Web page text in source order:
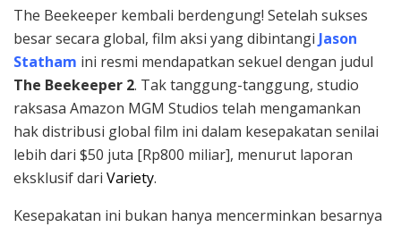
The Beekeeper kembali berdengung! Setelah sukses
besar secara global, film aksi yang dibintangi Jason
Statham ini resmi mendapatkan sekuel dengan judul
The Beekeeper 2. Tak tanggung-tanggung, studio
raksasa Amazon MGM Studios telah mengamankan
hak distribusi global film ini dalam kesepakatan senilai
lebih dari $50 juta [Rp800 miliar], menurut laporan
eksklusif dari Variety.
Kesepakatan ini bukan hanya mencerminkan besarnya